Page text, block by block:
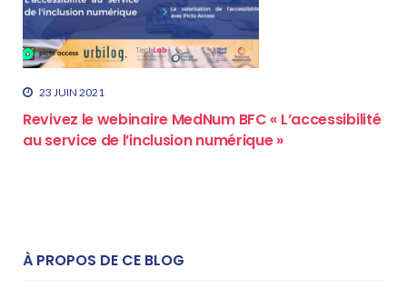
23 JUIN 2021
Revivez le webinaire MedNum BFC « L’accessibilité
au service de l’inclusion numérique »
À PROPOS DE CE BLOG